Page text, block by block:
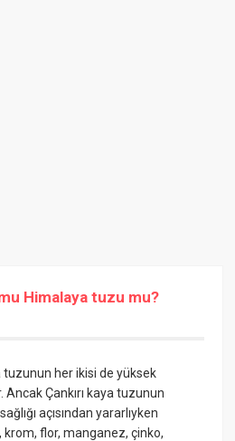
Himalaya tuzu mu?
tuzunun her ikisi de yüksek
Çankırı kaya tuzunun
açısından yararlıyken
krom, flor, manganez, çinko,